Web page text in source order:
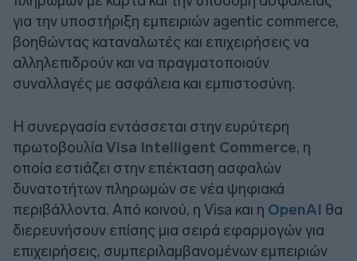
για την υποστήριξη εμπειριών agentic commerce,
βοηθώντας καταναλωτές και επιχειρήσεις να
αλληλεπιδρούν και να πραγματοποιούν
συναλλαγές με ασφάλεια και εμπιστοσύνη.
Η συνεργασία εντάσσεται στην ευρύτερη
πρωτοβουλία Visa Intelligent Commerce, η
οποία εστιάζει στην επέκταση ασφαλών
δυνατοτήτων πληρωμών σε νέα ψηφιακά
περιβάλλοντα. Από κοινού, η Visa και η OpenAI θα
διερευνήσουν επίσης μια σειρά εφαρμογών για
επιχειρήσεις, συμπεριλαμβανομένων εμπειριών